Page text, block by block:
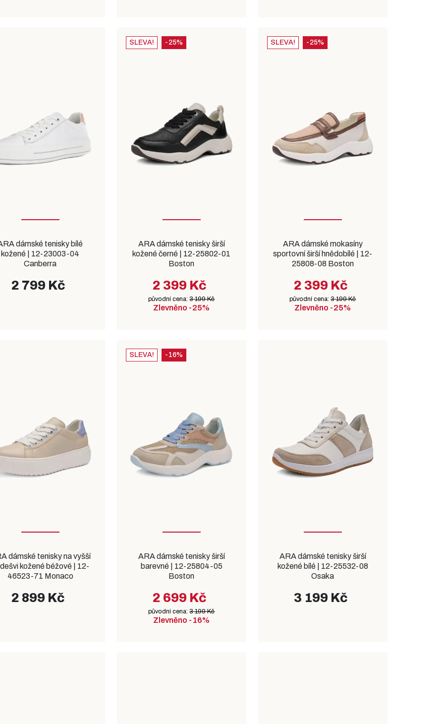
dámské tenisky bílé
kožené | 12-23003-04
Canberra
2 799 Kč
SLEVA! -25%
ARA dámské tenisky širší
kožené černé | 12-25802-01
Boston
2 399 Kč
původní cena:3 199 Kč
Zlevněno -25%
SLEVA! -25%
ARA dámské mokasíny
sportovní širší hnědobílé | 12-
25808-08 Boston
2 399 Kč
původní cena:3 199 Kč
Zlevněno -25%
dámské tenisky na vyšší
kožené béžové | 12-
46523-71 Monaco
2 899 Kč
SLEVA! -16%
ARA dámské tenisky širší
barevné | 12-25804-05
Boston
2 699 Kč
původní cena:3 199 Kč
Zlevněno -16%
ARA dámské tenisky širší
kožené bílé | 12-25532-08
Osaka
3 199 Kč